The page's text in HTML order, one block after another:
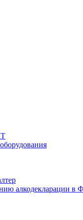
алкодекларации в